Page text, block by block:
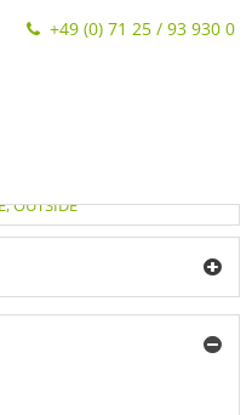
+49 (0) 71 25 / 93 930 0